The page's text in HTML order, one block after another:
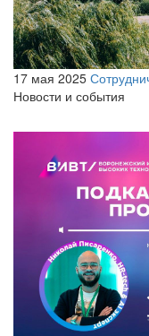
17 мая 2025
Новости и события